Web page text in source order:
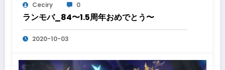
Ceciry 0
ランモバ_84〜1.5周年おめでとう〜
2020-10-03